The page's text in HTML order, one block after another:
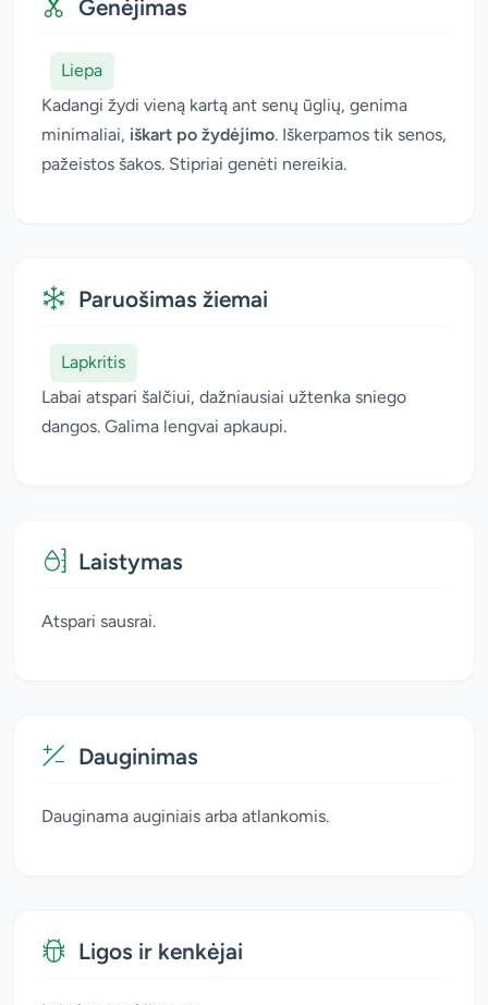
Genėjimas
Liepa
Kadangi žydi vieną kartą ant senų ūglių, genima
minimaliai, iškart po žydėjimo. Iškerpamos tik senos,
pažeistos šakos. Stipriai genėti nereikia.
Paruošimas žiemai
Lapkritis
Labai atspari šalčiui, dažniausiai užtenka sniego
dangos. Galima lengvai apkaupi.
Laistymas
Atspari sausrai.
Dauginimas
Dauginama auginiais arba atlankomis.
Ligos ir kenkėjai